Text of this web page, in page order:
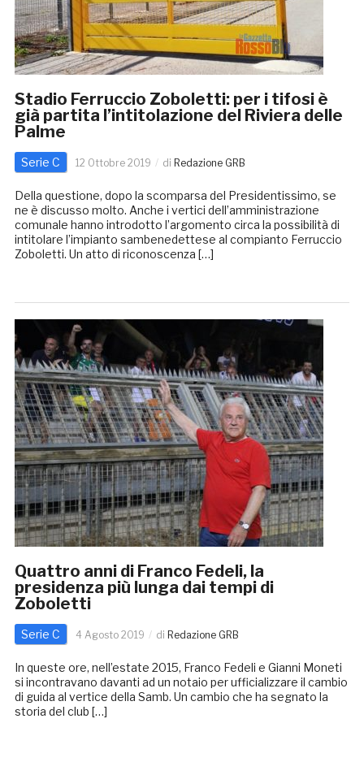
Stadio Ferruccio Zoboletti: per i tifosi è
già partita l’intitolazione del Riviera delle
Palme
Serie C 12 Ottobre 2019 di Redazione GRB
Della questione, dopo la scomparsa del Presidentissimo, se
ne è discusso molto. Anche i vertici dell’amministrazione
comunale hanno introdotto l’argomento circa la possibilità di
intitolare l’impianto sambenedettese al compianto Ferruccio
Zoboletti. Un atto di riconoscenza […]
Quattro anni di Franco Fedeli, la
presidenza più lunga dai tempi di
Zoboletti
Serie C 4 Agosto 2019 di Redazione GRB
In queste ore, nell’estate 2015, Franco Fedeli e Gianni Moneti
si incontravano davanti ad un notaio per ufficializzare il cambio
di guida al vertice della Samb. Un cambio che ha segnato la
storia del club […]